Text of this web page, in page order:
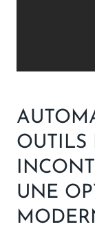
OUTILS
UNE